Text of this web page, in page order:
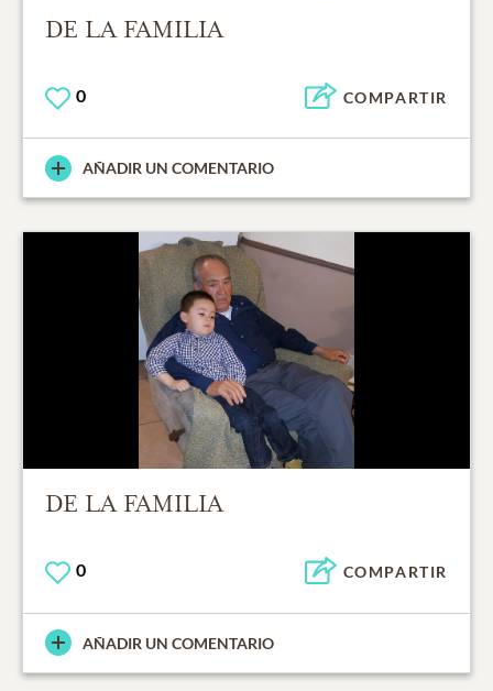
DE LA FAMILIA
0 COMPARTIR
AÑADIR UN COMENTARIO
DE LA FAMILIA
0 COMPARTIR
AÑADIR UN COMENTARIO